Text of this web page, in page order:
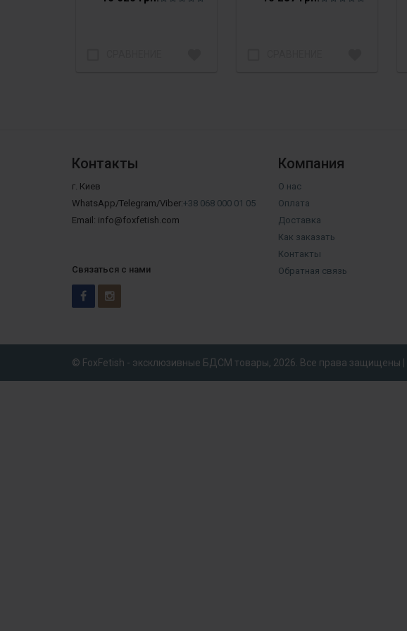
Контакты
г. Киев
WhatsApp/Telegram/Viber:+38 068 000 01 05
Email: info@foxfetish.com
Связаться с нами
Компания
О нас
Оплата
Доставка
Как заказать
Контакты
Обратная связь
© FoxFetish - эксклюзивные БДСМ товары, 2026. Все права защищены |